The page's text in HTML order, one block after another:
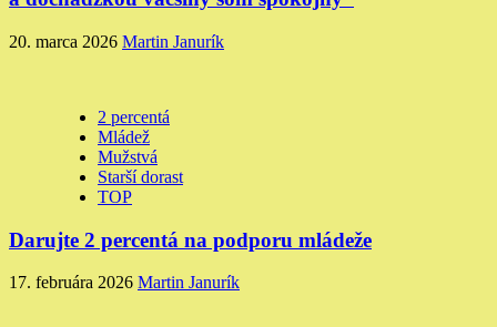
20. marca 2026 Martin Janurík
2 percentá
Mládež
Mužstvá
Starší dorast
TOP
Darujte 2 percentá na podporu mládeže
17. februára 2026 Martin Janurík